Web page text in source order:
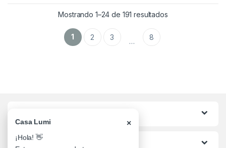
Mostrando 1–24 de 191 resultados
1 2 3 … 8
Lo mas buscado
Casa Lumi ×
¡Hola! 👋